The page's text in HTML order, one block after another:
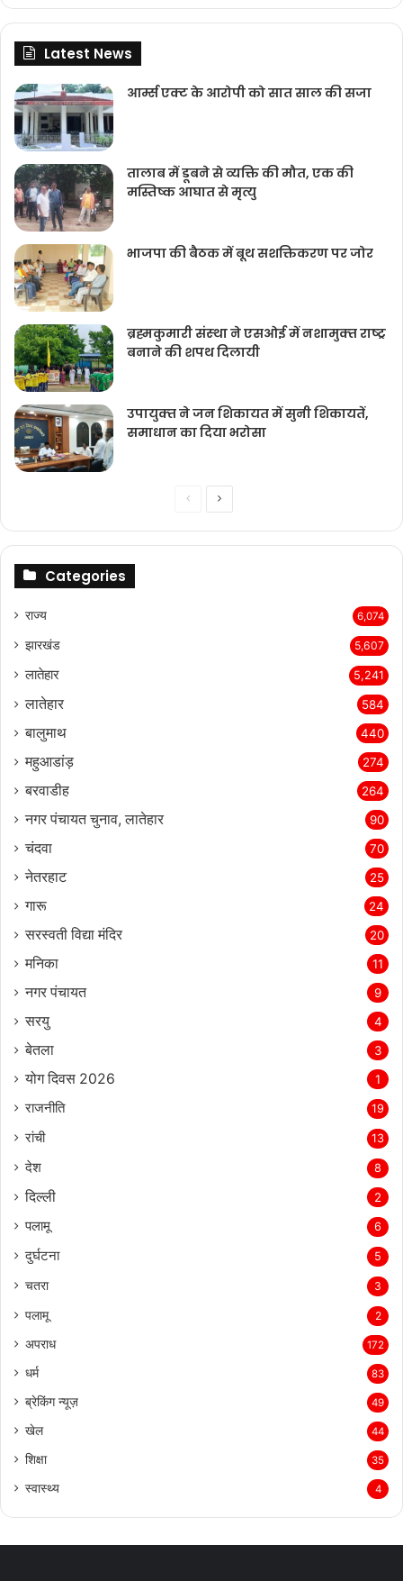
Latest News
आर्म्स एक्ट के आरोपी को सात साल की सजा
तालाब में डूबने से व्यक्ति की मौत, एक की
मस्तिष्क आघात से मृत्यु
भाजपा की बैठक में बूथ सशक्तिकरण पर जोर
ब्रह्मकुमारी संस्‍था ने एसओई में नशामुक्‍त राष्‍ट्र
बनाने की शपथ दिलायी
उपायुक्‍त ने जन शिकायत में सुनी शिकायतें,
समाधान का दिया भरोसा
PreviousNext
Categories
राज्‍य 6,074
झारखंड 5,607
लातेहार 5,241
लातेहार 584
बालुमाथ 440
महुआडांड़ 274
बरवाडीह 264
नगर पंचायत चुनाव, लातेहार 90
चंदवा 70
नेतरहाट 25
गारू 24
सरस्‍वती विद्या मंदिर 20
मनिका 11
नगर पंचायत 9
सरयु 4
बेतला 3
योग दिवस 2026 1
राजनीति 19
रांची 13
देश 8
दिल्‍ली 2
पलामू 6
दुर्घटना 5
चतरा 3
पलामू 2
अपराध 172
धर्म 83
ब्रेकिंग न्यूज़ 49
खेल 44
शिक्षा 35
स्वास्थ्य 4